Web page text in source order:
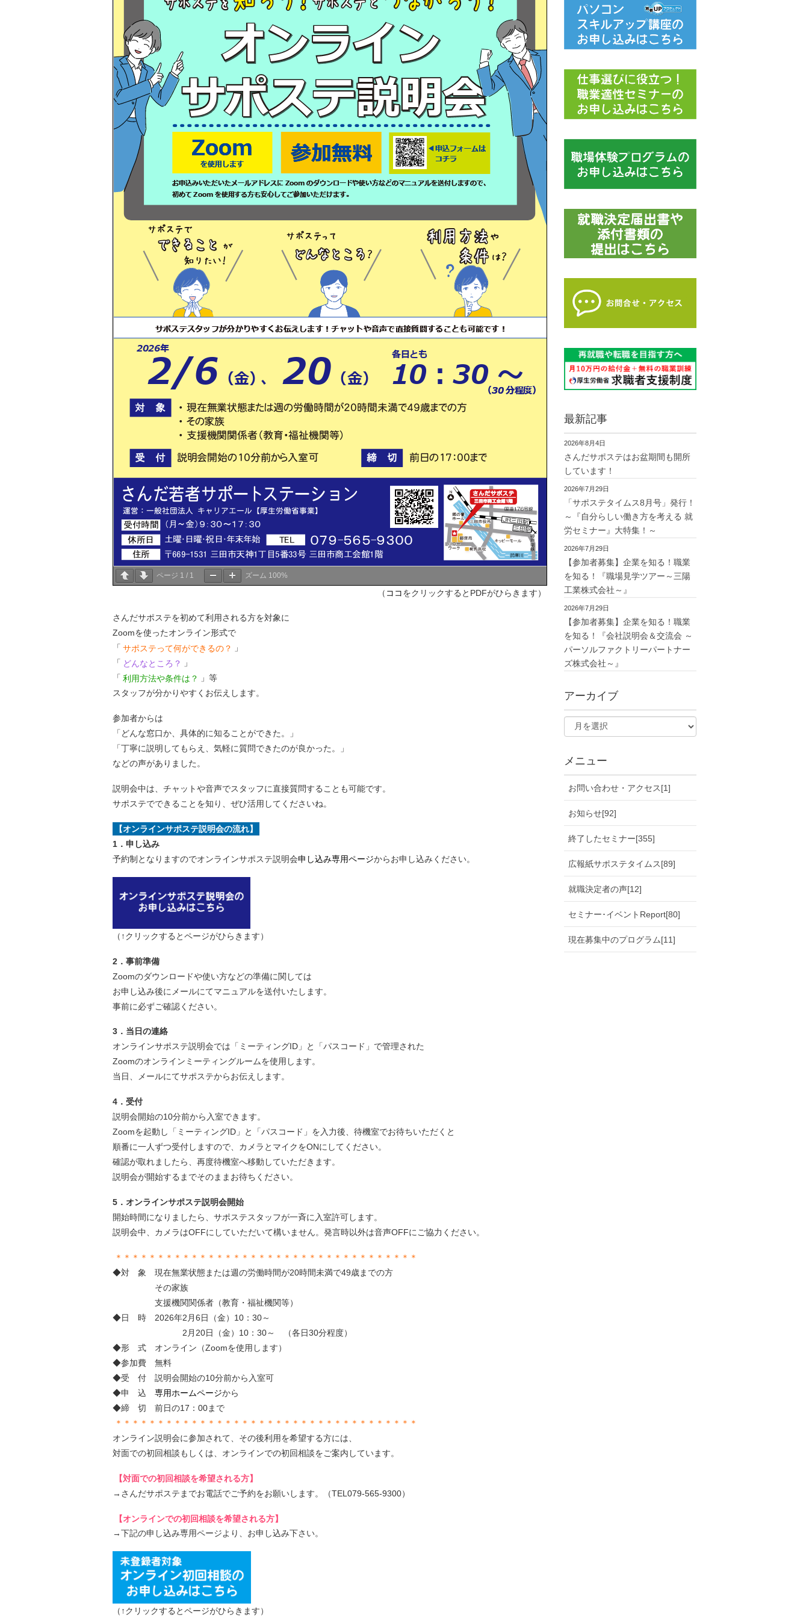
ページ 1 / 1 ズーム 100%
（ ココをクリックするとPDFがひらきます）
さんだサポステを初めて利用される方を対象に
Zoomを使ったオンライン形式で
「 サポステって何ができるの？
」
「 どんなところ？
」
「 利用方法や条件は？
」等
スタッフが分かりやすくお伝えします。
参加者からは
「どんな窓口か、具体的に知ることができた。」
「丁寧に説明してもらえ、気軽に質問できたのが良かった。」
などの声がありました。
説明会中は、チャットや音声でスタッフに直接質問することも可能です。
サポステでできることを知り、ぜひ活用してくださいね。
【オンラインサポステ説明会の流れ】
1．申し込み
予約制となりますのでオンラインサポステ説明会申し込み専用ページからお申し込みください。
（↑クリックするとページがひらきます）
2．事前準備
Zoomのダウンロードや使い方などの準備に関しては
お申し込み後にメールにてマニュアルを送付いたします。
事前に必ずご確認ください。
3．当日の連絡
オンラインサポステ説明会では「ミーティングID」と「パスコード」で管理された
Zoomのオンラインミーティングルームを使用します。
当日、メールにてサポステからお伝えします。
4．受付
説明会開始の10分前から入室できます。
Zoomを起動し「ミーティングID」と「パスコード」を入力後、待機室でお待ちいただくと
順番に一人ずつ受付しますので、カメラとマイクをONにしてください。
確認が取れましたら、再度待機室へ移動していただきます。
説明会が開始するまでそのままお待ちください。
5．オンラインサポステ説明会開始
開始時間になりましたら、サポステスタッフが一斉に入室許可します。
説明会中、カメラはOFFにしていただいて構いません。発言時以外は音声OFFにご協力ください。
＊＊＊＊＊＊＊＊＊＊＊＊＊＊＊＊＊＊＊＊＊＊＊＊＊＊＊＊＊＊＊＊＊＊＊＊
◆対 象 現在無業状態または週の労働時間が20時間未満で49歳までの方
その家族
支援機関関係者（教育・福祉機関等）
◆日 時 2026年2月6日（金）10：30～
2月20日（金）10：30～ （各日30分程度）
◆形 式 オンライン（Zoomを使用します）
◆参加費 無料
◆受 付 説明会開始の10分前から入室可
◆申 込 専用ホームページから
◆締 切 前日の17：00まで
＊＊＊＊＊＊＊＊＊＊＊＊＊＊＊＊＊＊＊＊＊＊＊＊＊＊＊＊＊＊＊＊＊＊＊＊
オンライン説明会に参加されて、その後利用を希望する方には、
対面での初回相談もしくは、オンラインでの初回相談をご案内しています。
【対面での初回相談を希望される方】
→さんだサポステまでお電話でご予約をお願いします。（TEL079-565-9300）
【オンラインでの初回相談を希望される方】
→下記の申し込み専用ページより、お申し込み下さい。
（↑クリックするとページがひらきます）
最新記事
2026年8月4日
さんだサポステはお盆期間も開所
しています！
2026年7月29日
「サポステタイムス8月号」発行！
～『自分らしい働き方を考える 就
労セミナー』大特集！～
2026年7月29日
【参加者募集】企業を知る！職業
を知る！『職場見学ツアー～三陽
工業株式会社～』
2026年7月29日
【参加者募集】企業を知る！職業
を知る！『会社説明会＆交流会 ～
パーソルファクトリーパートナー
ズ株式会社～』
アーカイブ
メニュー
お問い合わせ・アクセス[1]
お知らせ[92]
終了したセミナー[355]
広報紙サポステタイムス[89]
就職決定者の声[12]
セミナー･イベントReport[80]
現在募集中のプログラム[11]